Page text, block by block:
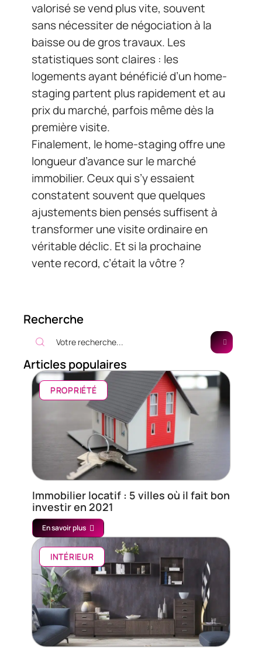
valorisé se vend plus vite, souvent
sans nécessiter de négociation à la
baisse ou de gros travaux. Les
statistiques sont claires : les
logements ayant bénéficié d’un home-
staging partent plus rapidement et au
prix du marché, parfois même dès la
première visite.
Finalement, le home-staging offre une
longueur d’avance sur le marché
immobilier. Ceux qui s’y essaient
constatent souvent que quelques
ajustements bien pensés suffisent à
transformer une visite ordinaire en
véritable déclic. Et si la prochaine
vente record, c’était la vôtre ?
Recherche
Articles populaires
PROPRIÉTÉ
Immobilier locatif : 5 villes où il fait bon
investir en 2021
En savoir plus
INTÉRIEUR